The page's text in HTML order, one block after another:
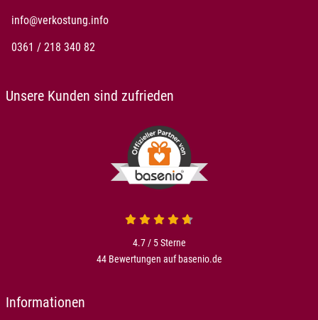
info@verkostung.info
0361 / 218 340 82
Unsere Kunden sind zufrieden
4.7 von 5
4.7 / 5Sterne
44 Bewertungen auf basenio.de
Informationen